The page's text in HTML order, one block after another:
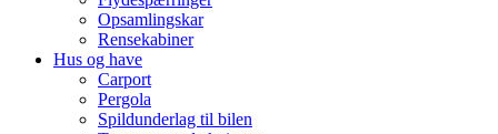
Opsamlingskar
Rensekabiner
Hus og have
Carport
Pergola
Spildunderlag til bilen